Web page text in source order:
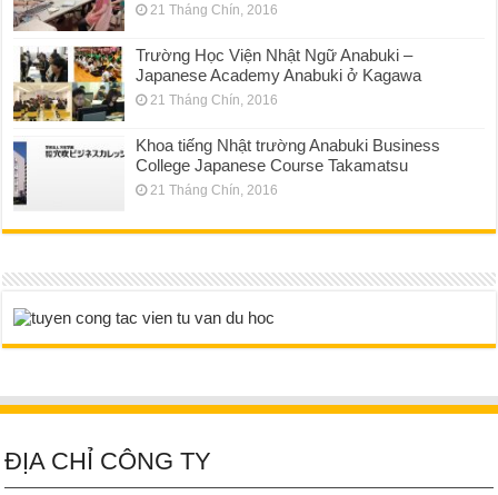
21 Tháng Chín, 2016
Trường Học Viện Nhật Ngữ Anabuki –
Japanese Academy Anabuki ở Kagawa
21 Tháng Chín, 2016
Khoa tiếng Nhật trường Anabuki Business
College Japanese Course Takamatsu
21 Tháng Chín, 2016
ĐỊA CHỈ CÔNG TY